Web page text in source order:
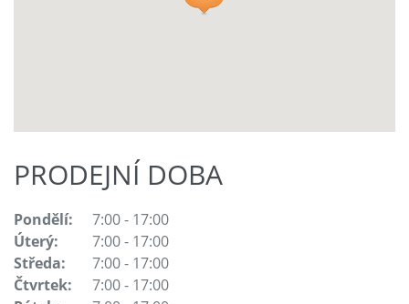
PRODEJNÍ DOBA
Pondělí:
7:00 - 17:00
Úterý:
7:00 - 17:00
Středa:
7:00 - 17:00
Čtvrtek:
7:00 - 17:00